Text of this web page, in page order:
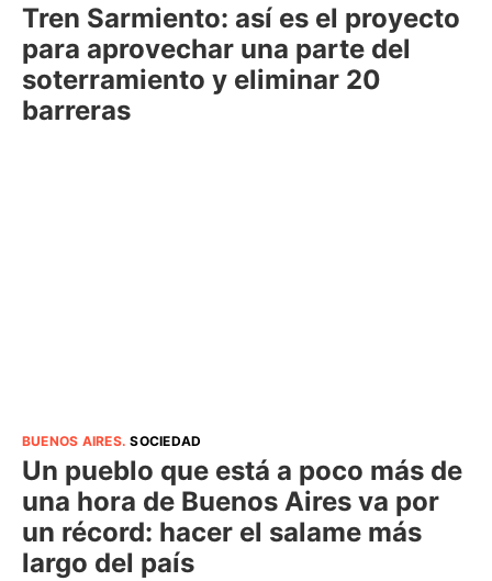
Tren Sarmiento: así es el proyecto
para aprovechar una parte del
soterramiento y eliminar 20
barreras
BUENOS AIRES.SOCIEDAD
Un pueblo que está a poco más de
una hora de Buenos Aires va por
un récord: hacer el salame más
largo del país